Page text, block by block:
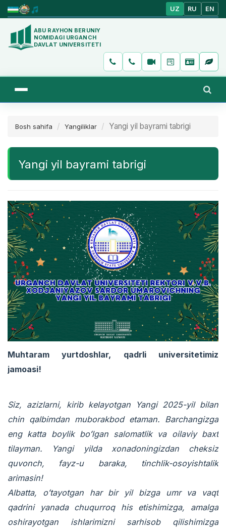
UZ RU EN
ABU RAYHON BERUNIY
NOMIDAGI URGANCH
DAVLAT UNIVERSITETI
Bosh sahifa Yangiliklar Yangi yil bayrami tabrigi
Yangi yil bayrami tabrigi
Muhtaram yurtdoshlar, qadrli universitetimiz
jamoasi!
Siz, azizlarni, kirib kelayotgan Yangi 2025-yil bilan
chin qalbimdan muborakbod etaman. Barchangizga
eng katta boylik boʻlgan salomatlik va oilaviy baxt
tilayman. Yangi yilda xonadoningizdan cheksiz
quvonch, fayz-u baraka, tinchlik-osoyishtalik
arimasin!
Albatta, oʻtayotgan har bir yil bizga umr va vaqt
qadrini yanada chuqurroq his etishimizga, amalga
oshirayotgan ishlarimizni sarhisob qilishimizga